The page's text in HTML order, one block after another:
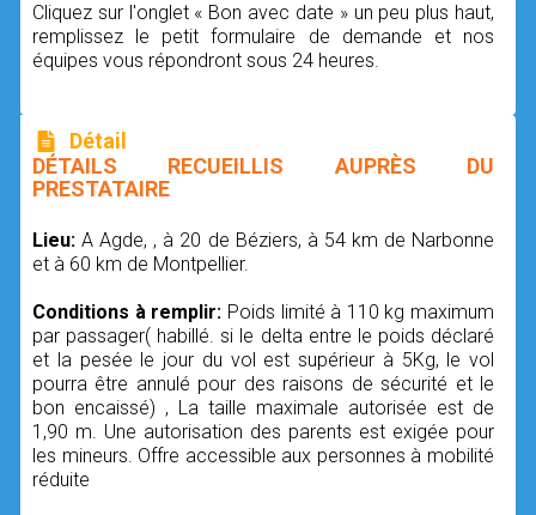
Cliquez sur l'onglet « Bon avec date » un peu plus haut,
remplissez le petit formulaire de demande et nos
équipes vous répondront sous 24 heures.
Détail
DÉTAILS RECUEILLIS AUPRÈS DU
PRESTATAIRE
Lieu:A Agde, , à 20 de Béziers, à 54 km de Narbonne
et à 60 km de Montpellier.
Conditions à remplir: Poids limité à 110 kg maximum
par passager( habillé. si le delta entre le poids déclaré
et la pesée le jour du vol est supérieur à 5Kg, le vol
pourra être annulé pour des raisons de sécurité et le
bon encaissé) , La taille maximale autorisée est de
1,90 m. Une autorisation des parents est exigée pour
les mineurs. Offre accessible aux personnes à mobilité
réduite